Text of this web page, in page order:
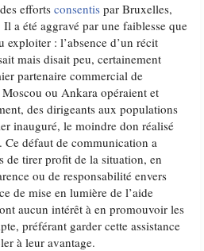
effortsconsentis par Bruxelles,
a été aggravé par une faiblesse que
exploiter : l’absence d’un récit
mais disait peu, certainement
partenaire commercial de
ou Ankara opéraient et
des dirigeants aux populations
inauguré, le moindre don réalisé
défaut de communication a
de tirer profit de la situation, en
ou de responsabilité envers
de mise en lumière de l’aide
aucun intérêt à en promouvoir les
préférant garder cette assistance
à leur avantage.